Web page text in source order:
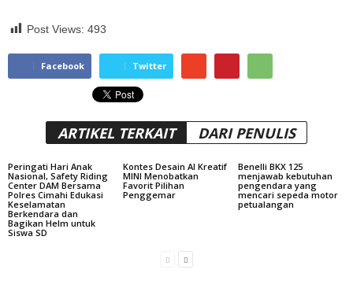
Post Views: 493
Facebook Twitter
ARTIKEL TERKAIT DARI PENULIS
Peringati Hari Anak
Nasional, Safety Riding
Center DAM Bersama
Polres Cimahi Edukasi
Keselamatan
Berkendara dan
Bagikan Helm untuk
Siswa SD
Kontes Desain AI Kreatif
MINI Menobatkan
Favorit Pilihan
Penggemar
Benelli BKX 125
menjawab kebutuhan
pengendara yang
mencari sepeda motor
petualangan